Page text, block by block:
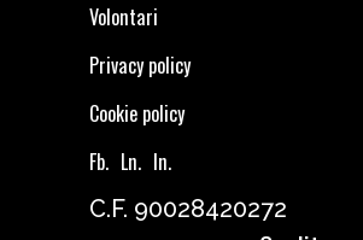
Volontari
Privacy policy
Cookie policy
Fb. Ln. In.
C.F. 90028420272